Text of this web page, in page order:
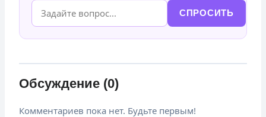
СПРОСИТЬ
Обсуждение (0)
Комментариев пока нет. Будьте первым!